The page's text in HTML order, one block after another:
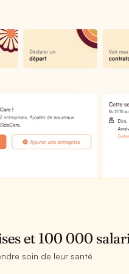
et 100 000
soin de leur santé